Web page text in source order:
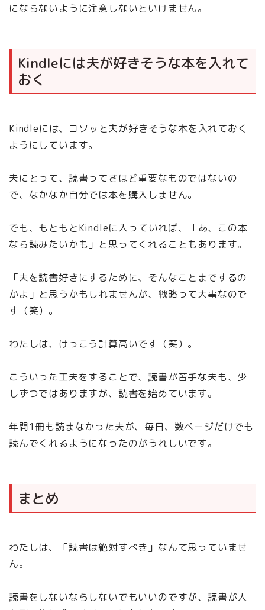
にならないように注意しないといけません。
Kindleには夫が好きそうな本を入れて
おく
Kindleには、コソッと夫が好きそうな本を入れておく
ようにしています。
夫にとって、読書ってさほど重要なものではないの
で、なかなか自分では本を購入しません。
でも、もともとKindleに入っていれば、「あ、この本
なら読みたいかも」と思ってくれることもあります。
「夫を読書好きにするために、そんなことまでするの
かよ」と思うかもしれませんが、戦略って大事なので
す（笑）。
わたしは、けっこう計算高いです（笑）。
こういった工夫をすることで、読書が苦手な夫も、少
しずつではありますが、読書を始めています。
年間1冊も読まなかった夫が、毎日、数ページだけでも
読んでくれるようになったのがうれしいです。
まとめ
わたしは、「読書は絶対すべき」なんて思っていませ
ん。
読書をしないならしないでもいいのですが、読書が人